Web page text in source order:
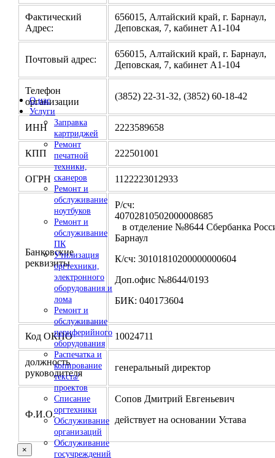
О нас
Услуги
Заправка
картриджей
Ремонт
печатной
техники,
сканеров
Ремонт и
обслуживание
ноутбуков
Ремонт и
обслуживание
ПК
Утилизация
оргтехники,
электронного
оборудования и
лома
Ремонт и
обслуживание
периферийного
оборудования
Распечатка и
копирование
текста/
проектов
Списание
оргтехники
Обслуживание
организаций
Обслуживание
госучреждений
Фактический
Адрес:
656015, Алтайский край, г. Барнаул,
Деповская, 7, кабинет А1-104
Почтовый адрес:
656015, Алтайский край, г. Барнаул,
Деповская, 7, кабинет А1-104
Телефон
организации
(3852) 22-31-32, (3852) 60-18-42
ИНН 2223589658
КПП 222501001
ОГРН 1122223012933
Банковские
реквизиты
Р/сч:
в отделение №8644 Сбербанка
Барнаул
К/сч: 30101810200000000604
Доп.офис №8644/0193
БИК: 040173604
Код ОКПО 10024711
должность
руководителя
генеральный директор
Ф.И.О.
Сопов Дмитрий Евгеньевич
действует на основании Устава
×